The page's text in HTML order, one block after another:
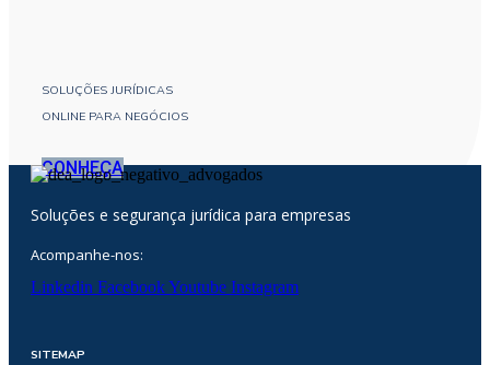
SOLUÇÕES JURÍDICAS
ONLINE PARA NEGÓCIOS
CONHEÇA
Soluções e segurança jurídica para empresas
Acompanhe-nos:
Linkedin FacebookYoutube Instagram
SITEMAP